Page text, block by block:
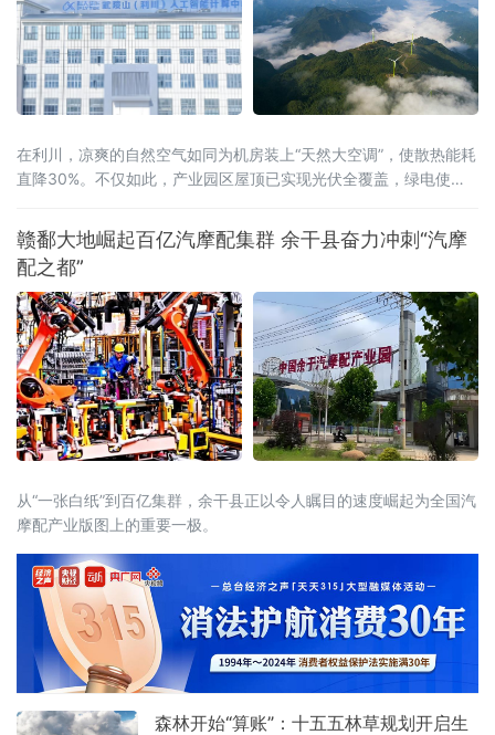
在利川，凉爽的自然空气如同为机房装上“天然大空调”，使散热能耗
直降30%。不仅如此，产业园区屋顶已实现光伏全覆盖，绿电使用
着100%清洁供能的目标迈进。
赣鄱大地崛起百亿汽摩配集群 余干县奋力冲刺“汽摩
配之都”
从“一张白纸”到百亿集群，余干县正以令人瞩目的速度崛起为全国汽
摩配产业版图上的重要一极。
森林开始“算账”：十五五林草规划开启生